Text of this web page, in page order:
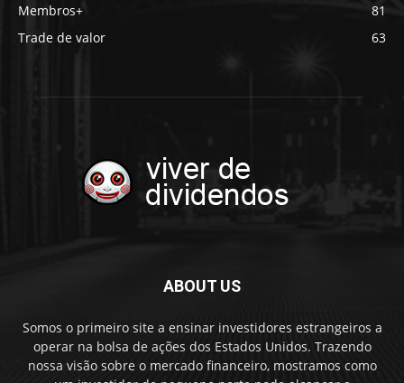
Membros+
81
Trade de valor
63
ABOUT US
Somos o primeiro site a ensinar investidores estrangeiros a
operar na bolsa de ações dos Estados Unidos. Trazendo
nossa visão sobre o mercado financeiro, mostramos como